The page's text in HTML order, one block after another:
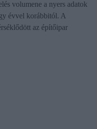
volumene a nyers adatok
évvel korábbitól. A
az építőipar